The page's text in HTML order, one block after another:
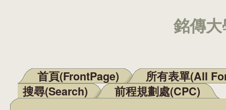
銘傳
Main menu
首頁(FrontPage)
所有表單(All
搜尋(Search)
前程規劃處(CPC)